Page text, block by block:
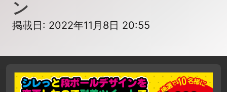
ン
掲載日: 2022年11月8日 20:55